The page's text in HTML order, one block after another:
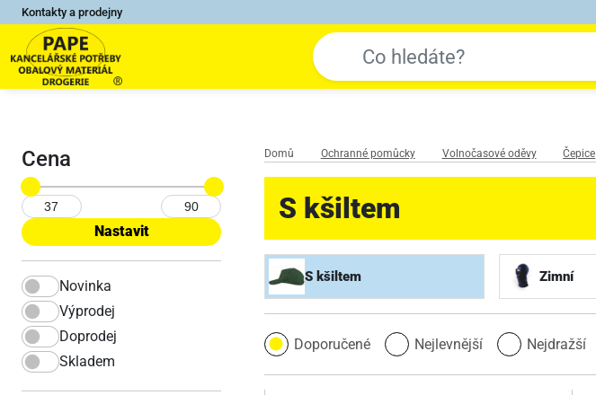
Kontakty a prodejny
Cena
Novinka
Výprodej
Doprodej
Skladem
Domů Ochranné pomůcky Volnočasové oděvy Čepice
S kšiltem
S kšiltem Zimní
Doporučené Nejlevnější Nejdražší